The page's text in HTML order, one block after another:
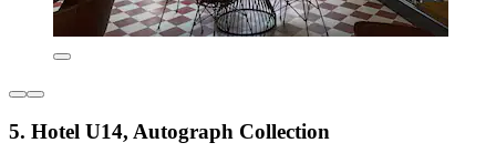
5. Hotel U14, Autograph Collection